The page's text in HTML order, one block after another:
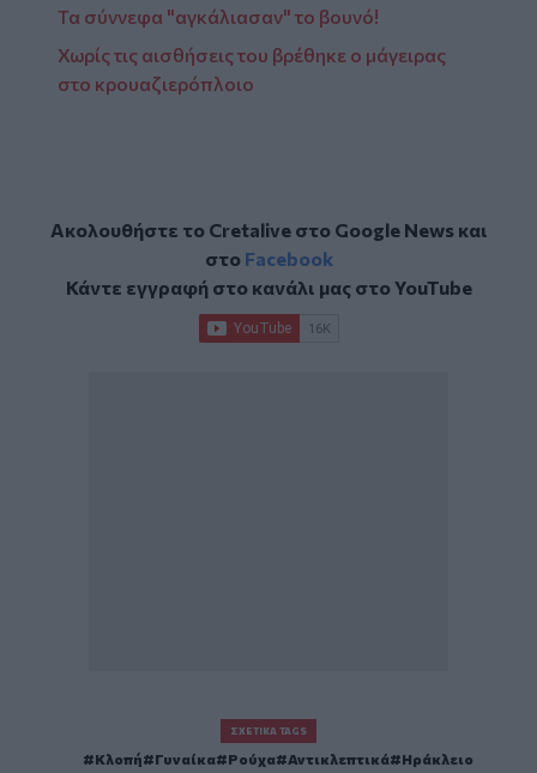
Τα σύννεφα "αγκάλιασαν" το βουνό!
Χωρίς τις αισθήσεις του βρέθηκε ο μάγειρας
στο κρουαζιερόπλοιο
Ακολουθήστε το Cretalive στο Google Newsκαι
στο Facebook
Κάντε εγγραφή στο κανάλι μας στοYouTube
ΣΧΕΤΙΚΆ TAGS
Κλοπή Γυναίκα Ρούχα Αντικλεπτικά Ηράκλειο